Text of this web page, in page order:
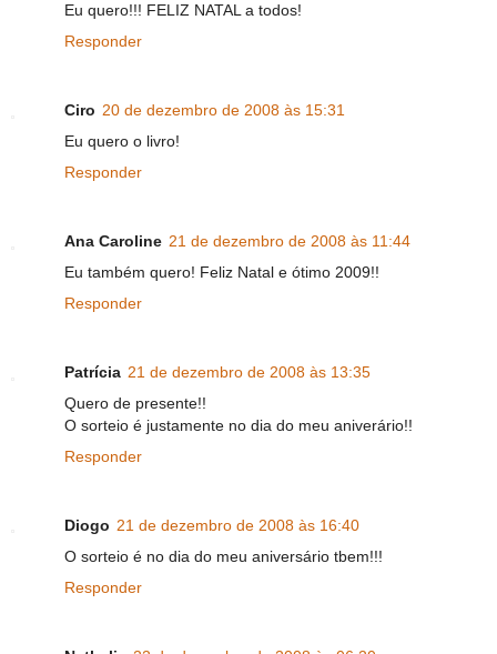
Eu quero!!! FELIZ NATAL a todos!
Responder
Ciro 20 de dezembro de 2008 às 15:31
Eu quero o livro!
Responder
Ana Caroline 21 de dezembro de 2008 às 11:44
Eu também quero! Feliz Natal e ótimo 2009!!
Responder
Patrícia 21 de dezembro de 2008 às 13:35
Quero de presente!!
O sorteio é justamente no dia do meu aniverário!!
Responder
Diogo 21 de dezembro de 2008 às 16:40
O sorteio é no dia do meu aniversário tbem!!!
Responder